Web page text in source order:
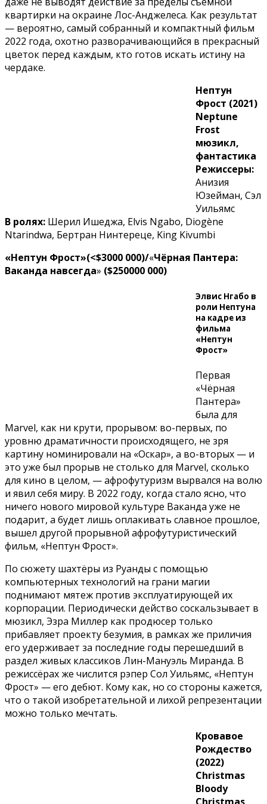
квартирки на окраине Лос-Анджелеса. Как результат
— вероятно, самый собранный и компактный фильм
2022 года, охотно разворачивающийся в прекрасный
цветок перед каждым, кто готов искать истину на
чердаке.
Нептун
Фрост (2021)
Neptune
Frost
мюзикл,
фантастика
Режиссеры:
Анизия
Юзейман, Сэл
Уильямс
В ролях: Шерил Ишеджа, Elvis Ngabo, Diogène
Ntarindwa, Бертран Нинтереце, King Kivumbi
«Нептун Фрост»(<$3000 000)/«Чёрная Пантера:
Ваканда навсегда» ($250000 000)
Элвис Нгабо в
роли Нептуна
на кадре из
фильма
«Нептун
Фрост»
Первая
«Чёрная
Пантера»
была для
Marvel, как ни крути, прорывом: во-первых, по
уровню драматичности происходящего, не зря
картину номинировали на «Оскар», а во-вторых — и
это уже был прорыв не столько для Marvel, сколько
для кино в целом, — афрофутуризм вырвался на волю
и явил себя миру. В 2022 году, когда стало ясно, что
ничего нового мировой культуре Ваканда уже не
подарит, а будет лишь оплакивать славное прошлое,
вышел другой прорывной афрофутуристический
фильм, «Нептун Фрост».
По сюжету шахтёры из Руанды с помощью
компьютерных технологий на грани магии
поднимают мятеж против эксплуатирующей их
корпорации. Периодически действо соскальзывает в
мюзикл, Эзра Миллер как продюсер только
прибавляет проекту безумия, в рамках же приличия
его удерживает за последние годы перешедший в
раздел живых классиков Лин-Мануэль Миранда. В
режиссёрах же числится рэпер Сол Уильямс, «Нептун
Фрост» — его дебют. Кому как, но со стороны кажется,
что о такой изобретательной и лихой репрезентации
можно только мечтать.
Кровавое
Рождество
(2022)
Christmas
Bloody